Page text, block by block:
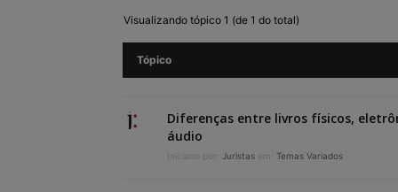
Visualizando tópico 1 (de 1 do total)
Tópico
Diferenças entre livros físicos,
áudio
Iniciado por: Juristas em: Temas Variados